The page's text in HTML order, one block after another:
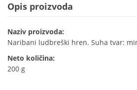
Opis proizvoda
Naziv proizvoda:
Naribani ludbreški hren. Suha tvar:
Neto količina:
200 g